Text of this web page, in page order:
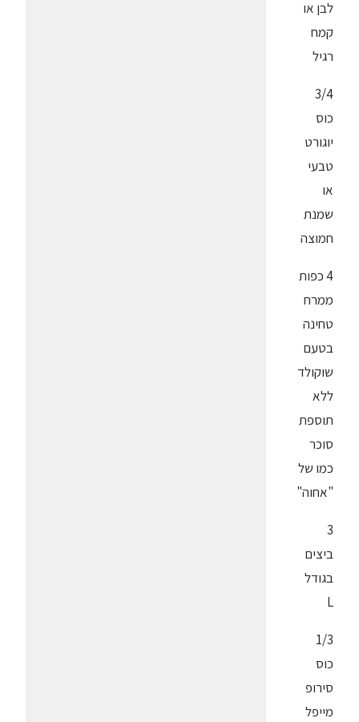
לבן או
קמח
רגיל
3/4
כוס
יוגורט
טבעי
או
שמנת
חמוצה
4 כפות
ממרח
טחינה
בטעם
שוקולד
ללא
תוספת
סוכר
כמו של
"אחוה"
3
ביצים
בגודל
L
1/3
כוס
סירופ
מייפל